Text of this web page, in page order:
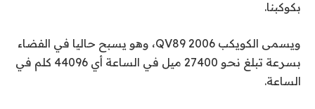
بكوكبنا.
ويسمى الكويكب 2006 QV89، وهو يسبح حاليا في الفضاء
بسرعة تبلغ نحو 27400 ميل في الساعة أي 44096 كلم في
الساعة.